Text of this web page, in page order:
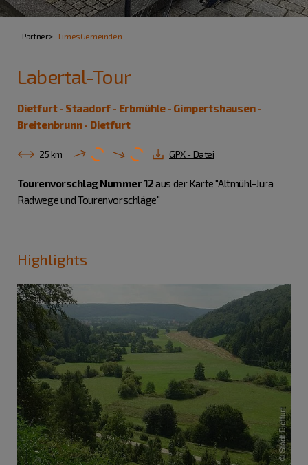
Partner LimesGemeinden
Labertal-Tour
Dietfurt - Staadorf - Erbmühle - Gimpertshausen -
Breitenbrunn - Dietfurt
25 km GPX - Datei
Tourenvorschlag Nummer 12aus der Karte "Altmühl-Jura
Radwege und Tourenvorschläge"
Highlights